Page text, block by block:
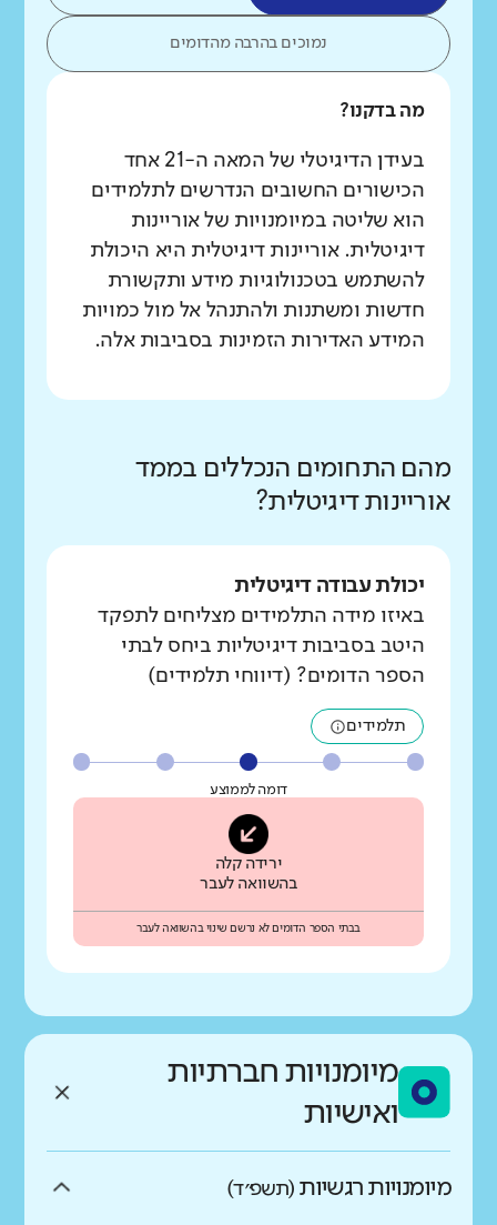
נמוכים בהרבה מהדומים
מה בדקנו?
בעידן הדיגיטלי של המאה ה-21 אחד
הכישורים החשובים הנדרשים לתלמידים
הוא שליטה במיומנויות של אוריינות
דיגיטלית. אוריינות דיגיטלית היא היכולת
להשתמש בטכנולוגיות מידע ותקשורת
חדשות ומשתנות ולהתנהל אל מול כמויות
המידע האדירות הזמינות בסביבות אלה.
מהם התחומים הנכללים בממד
אוריינות דיגיטלית?
יכולת עבודה דיגיטלית
באיזו מידה התלמידים מצליחים לתפקד
היטב בסביבות דיגיטליות ביחס לבתי
הספר הדומים? (דיווחי תלמידים)
תלמידים
דומה לממוצע
ירידה קלה
בהשוואה לעבר
בבתי הספר הדומים לא נרשם שינוי בהשוואה לעבר
מיומנויות חברתיות
ואישיות
מיומנויות רגשיות (תשפ״ד)